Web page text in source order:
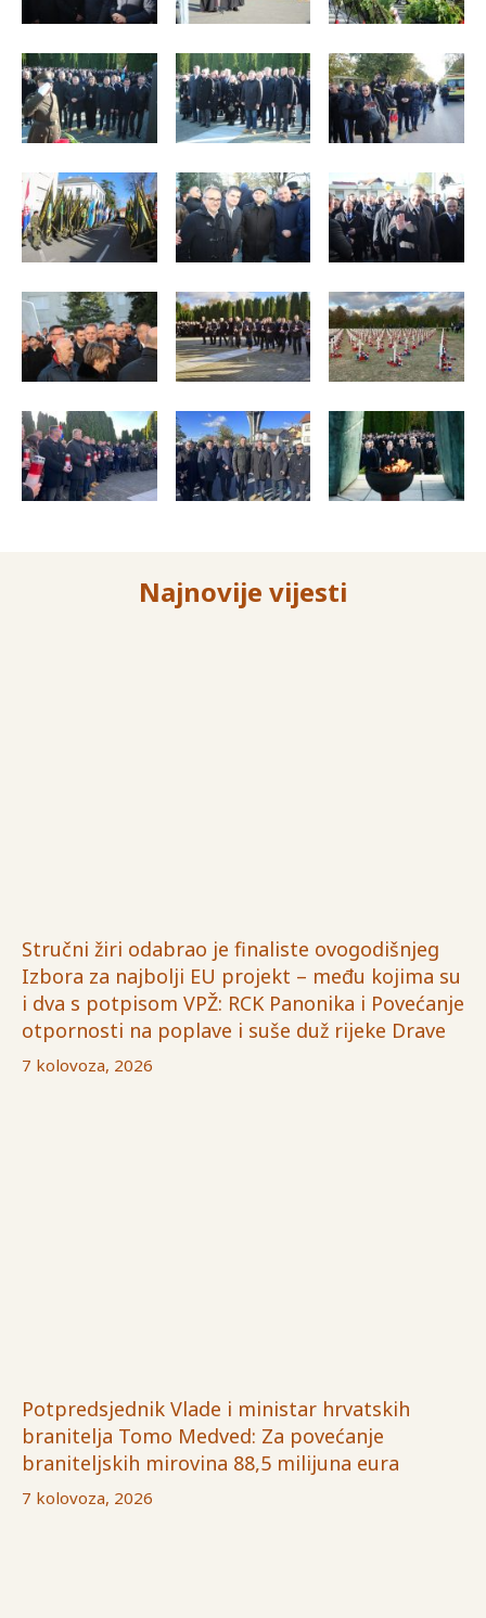
Najnovije vijesti
Stručni žiri odabrao je finaliste ovogodišnjeg
Izbora za najbolji EU projekt – među kojima su
i dva s potpisom VPŽ: RCK Panonika i Povećanje
otpornosti na poplave i suše duž rijeke Drave
7 kolovoza, 2026
Potpredsjednik Vlade i ministar hrvatskih
branitelja Tomo Medved: Za povećanje
braniteljskih mirovina 88,5 milijuna eura
7 kolovoza, 2026